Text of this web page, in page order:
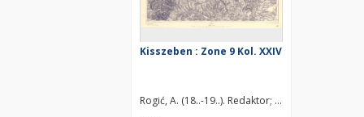
Kisszeben : Zone 9 Kol. XXIV
Rogić, A. (18..-19..). Redaktor Baumgarten.